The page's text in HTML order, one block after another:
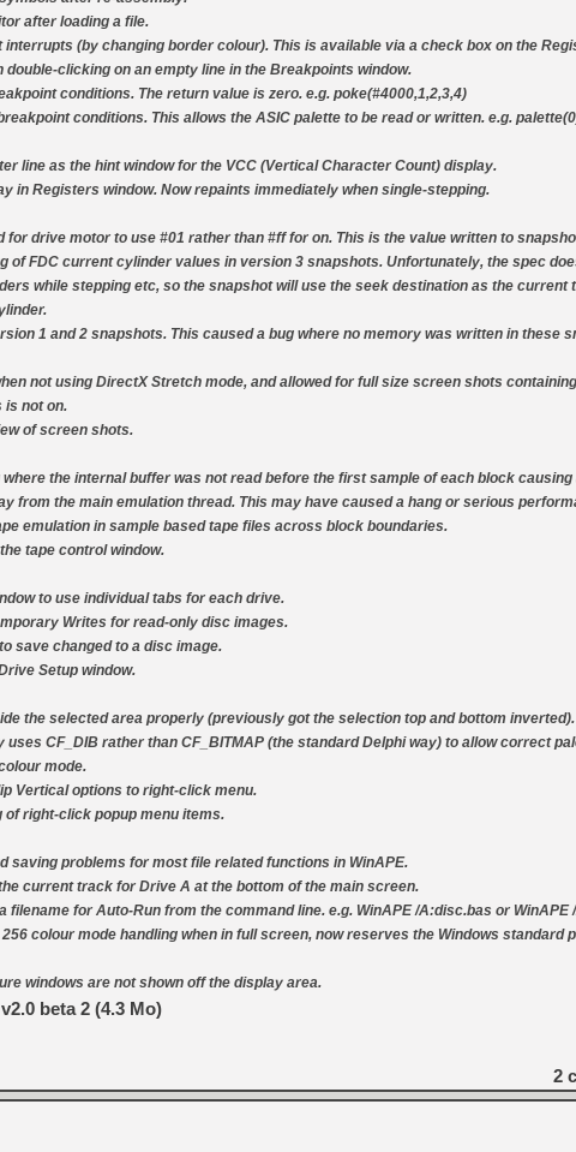
[GK] Palworld Online est
[GK] Wuchang 2 : le
[GK] Minecraft et ses «
after loading a file.
(by changing border colour). This is available via a check box on the
double-clicking on an empty line in the Breakpoints window.
conditions. The return value is zero. e.g. poke(#4000,1,2,3,4)
conditions. This allows the ASIC palette to be read or written. e.g.
line as the hint window for the VCC (Vertical Character Count) display.
in Registers window. Now repaints immediately when single-stepping.
for drive motor to use #01 rather than #ff for on. This is the value written to
of FDC current cylinder values in version 3 snapshots. Unfortunately, the spec
while stepping etc, so the snapshot will use the seek destination as the current
1 and 2 snapshots. This caused a bug where no memory was written in these
not using DirectX Stretch mode, and allowed for full size screen shots
is not on.
of screen shots.
where the internal buffer was not read before the first sample of each block
from the main emulation thread. This may have caused a hang or serious
emulation in sample based tape files across block boundaries.
tape control window.
to use individual tabs for each drive.
Writes for read-only disc images.
save changed to a disc image.
Setup window.
the selected area properly (previously got the selection top and bottom inverted).
CF_DIB rather than CF_BITMAP (the standard Delphi way) to allow correct
mode.
Vertical options to right-click menu.
of right-click popup menu items.
saving problems for most file related functions in WinAPE.
current track for Drive A at the bottom of the main screen.
filename for Auto-Run from the command line. e.g. WinAPE /A:disc.bas or WinAPE
colour mode handling when in full screen, now reserves the Windows standard
windows are not shown off the display area.
beta 2 (4.3 Mo)
2